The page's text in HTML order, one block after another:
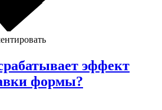
эффект
формы?